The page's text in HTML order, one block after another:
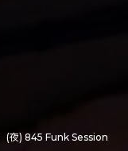
(夜) 845 Funk Session